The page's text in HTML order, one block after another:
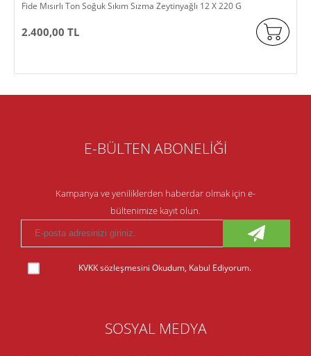
Fide Mısırlı Ton Soğuk Sıkım Sızma Zeytinyağlı 12 X 220 G
2.400,00 TL
E-BÜLTEN ABONELİĞİ
Kampanya ve yeniliklerden haberdar olmak için e-
bültenimize kayıt olun.
KVKK sözleşmesini Okudum, Kabul Ediyorum.
SOSYAL MEDYA